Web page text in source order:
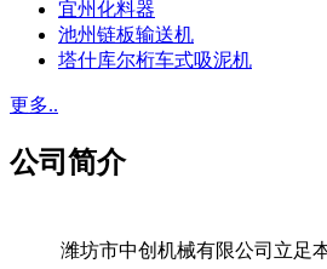
宜州化料器
池州链板输送机
塔什库尔桁车式吸泥机
更多..
公司简介
潍坊市中创机械有限公司立足